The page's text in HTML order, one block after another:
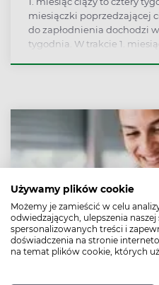
Używamy plików cookie
Możemy je zamieścić w celu
odwiedzających, ulepszenia
spersonalizowanych treści i
doświadczenia na stronie
na temat plików cookie, których
miesiączki poprzedzającej
do zapłodnienia dochodzi
tygodnia. W trakcie 1.